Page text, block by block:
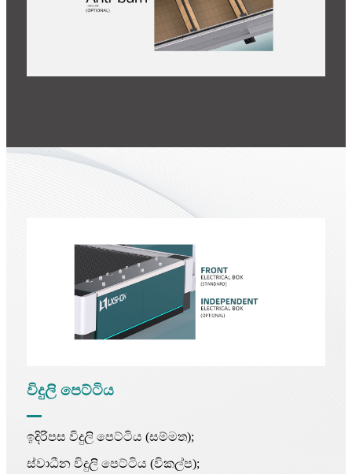
විදුලි පෙට්ටිය
ඉදිරිපස විදුලි පෙට්ටිය (සම්මත);
ස්වාධීන විදුලි පෙට්ටිය (විකල්ප);